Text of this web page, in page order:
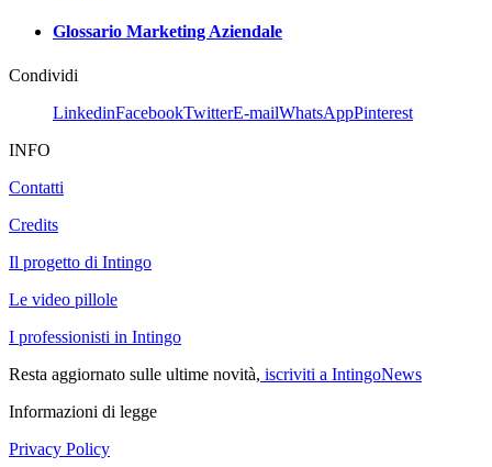
Glossario Marketing Aziendale
Condividi
LinkedinFacebookTwitterE-mailWhatsAppPinterest
INFO
Contatti
Credits
Il progetto di Intingo
Le video pillole
I professionisti in Intingo
Resta aggiornato sulle ultime novità, iscriviti a IntingoNews
Informazioni di legge
Privacy Policy